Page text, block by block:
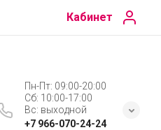
Кабинет
Пн-Пт: 09:00-20:00
Сб: 10:00-17:00
Вс: выходной
+7 966-070-24-24